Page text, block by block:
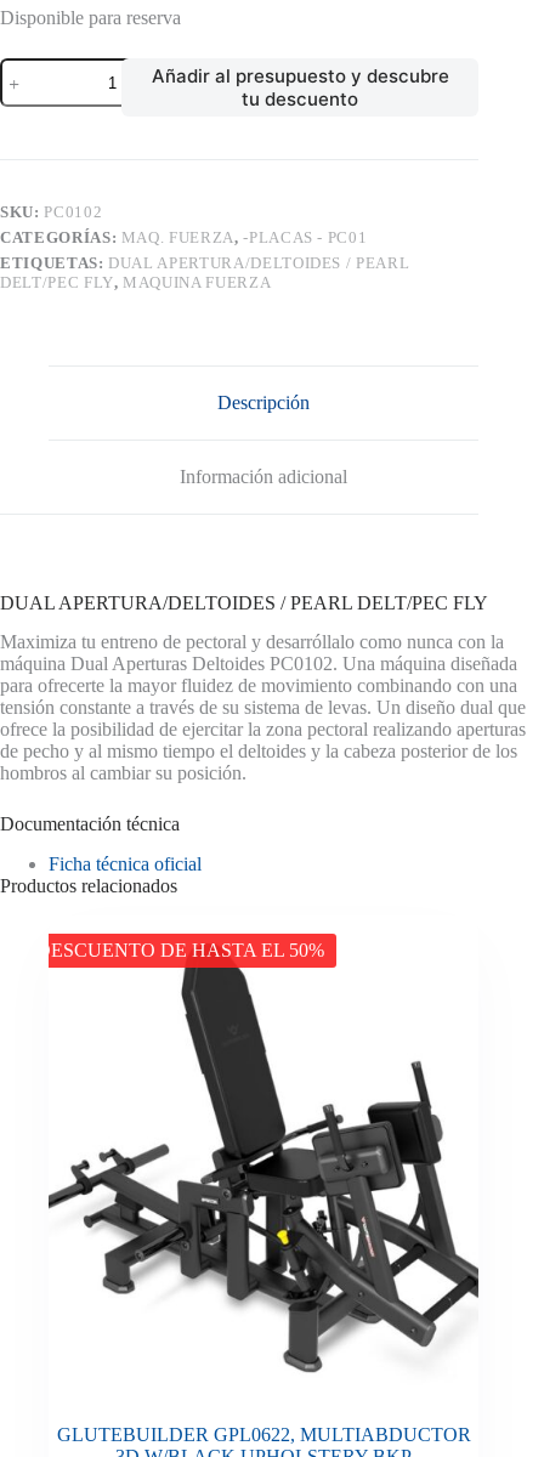
Disponible para reserva
DUAL
APERTURA/DELTOIDES
/
Añadir al presupuesto y descubre
tu descuento
SKU: PC0102
CATEGORÍAS: MAQ. FUERZA,-PLACAS - PC01
ETIQUETAS: DUAL APERTURA/DELTOIDES / PEARL
DELT/PEC FLY, MAQUINA FUERZA
Descripción
Información adicional
DUAL APERTURA/DELTOIDES / PEARL DELT/PEC FLY
Maximiza tu entreno de pectoral y desarróllalo como nunca con la
máquina Dual Aperturas Deltoides PC0102. Una máquina diseñada
para ofrecerte la mayor fluidez de movimiento combinando con una
tensión constante a través de su sistema de levas. Un diseño dual que
ofrece la posibilidad de ejercitar la zona pectoral realizando aperturas
de pecho y al mismo tiempo el deltoides y la cabeza posterior de los
hombros al cambiar su posición.
Documentación técnica
Ficha técnica oficial
Productos relacionados
DESCUENTO DE HASTA EL 50%
GLUTEBUILDER GPL0622, MULTIABDUCTOR